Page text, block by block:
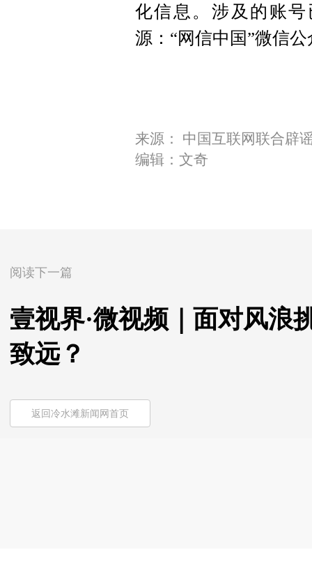
化信息。涉及的账
源：“网信中国”微信
来源： 中国互联网联合辟
编辑：文奇
阅读下一篇
壹视界·微视频｜面对风浪
致远？
返回冷水滩新闻网首页